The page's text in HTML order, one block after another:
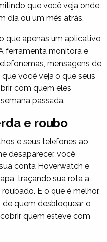
que você veja onde
dia ou um mês atrás.
que apenas um aplicativo
ferramenta monitora e
mensagens de
que você veja o que seus
com quem eles
passada.
e roubo
e seus telefones ao
desaparecer, você
conta Hoverwatch e
traçando sua rota a
E o que é melhor,
quem desbloquear o
quem esteve com